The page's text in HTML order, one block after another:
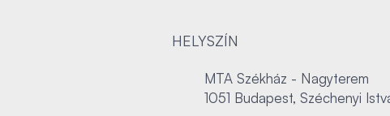
HELYSZÍN
MTA Székház - Nagyterem
1051 Budapest, Széchenyi